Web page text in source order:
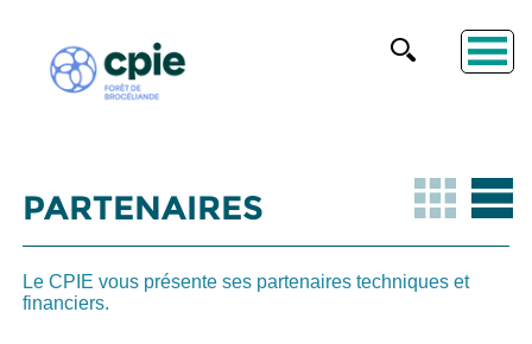
PARTENAIRES
Le CPIE vous présente ses partenaires techniques et
financiers.